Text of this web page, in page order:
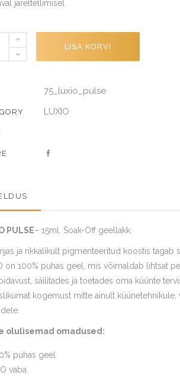
järeltellimisel
LISA KORVI
75_luxio_pulse
LUXIO
PULSE– 15ml. Soak-Off geellakk.
ja rikkalikult pigmenteeritud koostis tagab
on 100% puhas geel, mis võimaldab lihtsat
säilitades ja toetades oma küünte
kogemust mitte ainult
olulisemad omadused:
puhas geel
vaba